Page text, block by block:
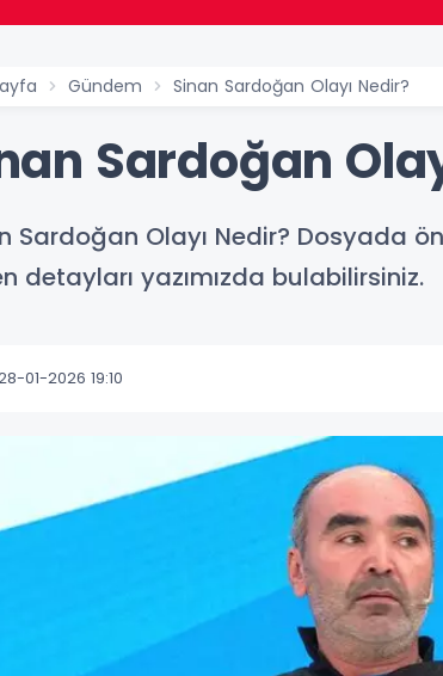
Gündem Sinan Sardoğan Olayı Nedir?
Sardoğan
Sardoğan Olayı Nedir? Dosyada
detayları yazımızda bulabilirsiniz.
01-2026 19:10